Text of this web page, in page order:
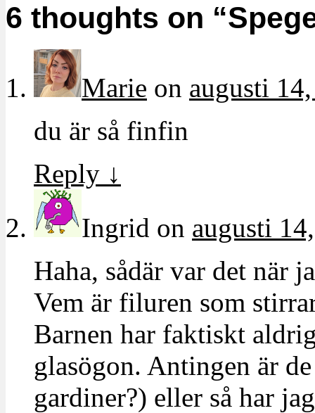
6 thoughts on “
Marie on augusti
du är så finfin
Reply ↓
Ingrid on augusti
Haha, sådär var det när
Vem är filuren som
Barnen har faktiskt
glasögon. Antingen är
gardiner?) eller så har